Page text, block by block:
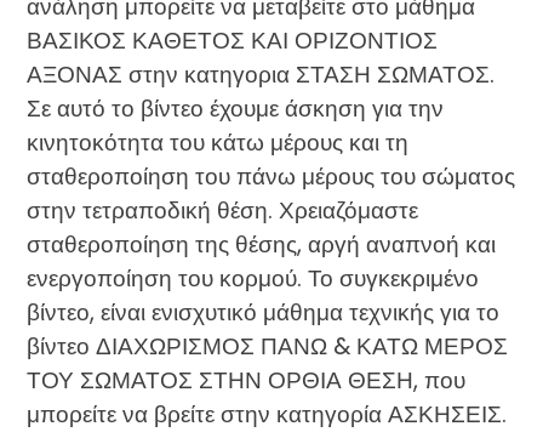
ανάληση μπορείτε να μεταβείτε στο μάθημα
ΒΑΣΙΚΟΣ ΚΑΘΕΤΟΣ ΚΑΙ ΟΡΙΖΟΝΤΙΟΣ
ΑΞΟΝΑΣ στην κατηγορια ΣΤΑΣΗ ΣΩΜΑΤΟΣ.
Σε αυτό το βίντεο έχουμε άσκηση για την
κινητοκότητα του κάτω μέρους και τη
σταθεροποίηση του πάνω μέρους του σώματος
στην τετραποδική θέση. Χρειαζόμαστε
σταθεροποίηση της θέσης, αργή αναπνοή και
ενεργοποίηση του κορμού. Το συγκεκριμένο
βίντεο, είναι ενισχυτικό μάθημα τεχνικής για το
βίντεο ΔΙΑΧΩΡΙΣΜΟΣ ΠΑΝΩ & ΚΑΤΩ ΜΕΡΟΣ
ΤΟΥ ΣΩΜΑΤΟΣ ΣΤΗΝ ΟΡΘΙΑ ΘΕΣΗ, που
μπορείτε να βρείτε στην κατηγορία ΑΣΚΗΣΕΙΣ.